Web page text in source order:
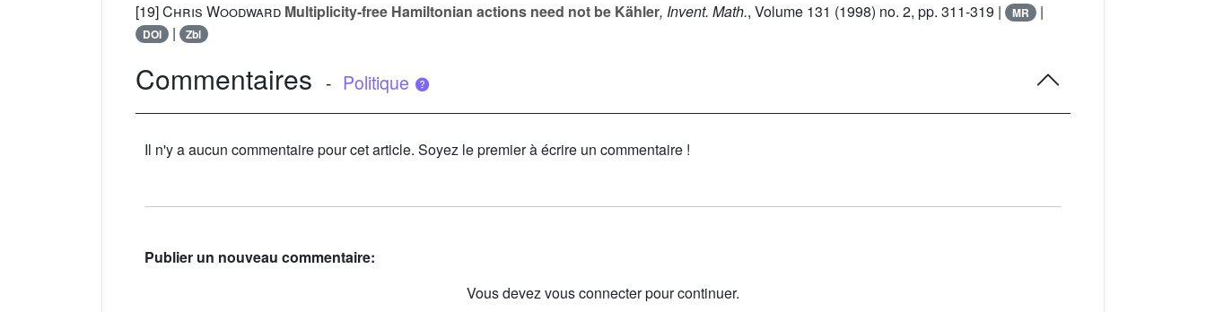
[19]Chris Woodward Multiplicity-free Hamiltonian actions need not be Kähler, Invent. Math., Volume 131 (1998) no. 2, pp. 311-319 | MR |
DOI | Zbl
Commentaires - Politique
Il n'y a aucun commentaire pour cet article. Soyez le premier à écrire un commentaire !
Publier un nouveau commentaire:
Vous devez vous connecter pour continuer.